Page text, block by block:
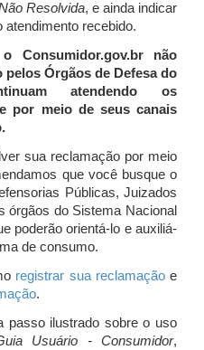
Resolvida, e ainda indicar
recebido.
Consumidor.gov.br não
Órgãos de Defesa do
atendendo os
por meio de seus canais
sua reclamação por meio
que você busque o
Públicas, Juizados
órgãos do Sistema Nacional
poderão orientá-lo e auxiliá-
de consumo.
registrar sua reclamaçãoe
.
passo ilustrado sobre o uso
Usuário - Consumidor,